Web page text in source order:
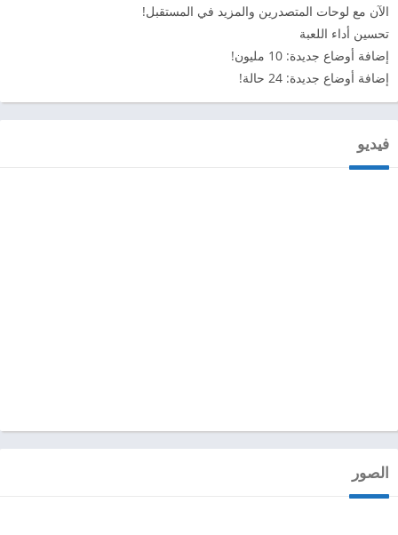
الآن مع لوحات المتصدرين والمزيد في المستقبل!
تحسين أداء اللعبة
إضافة أوضاع جديدة: 10 مليون!
إضافة أوضاع جديدة: 24 حالة!
فيديو
الصور